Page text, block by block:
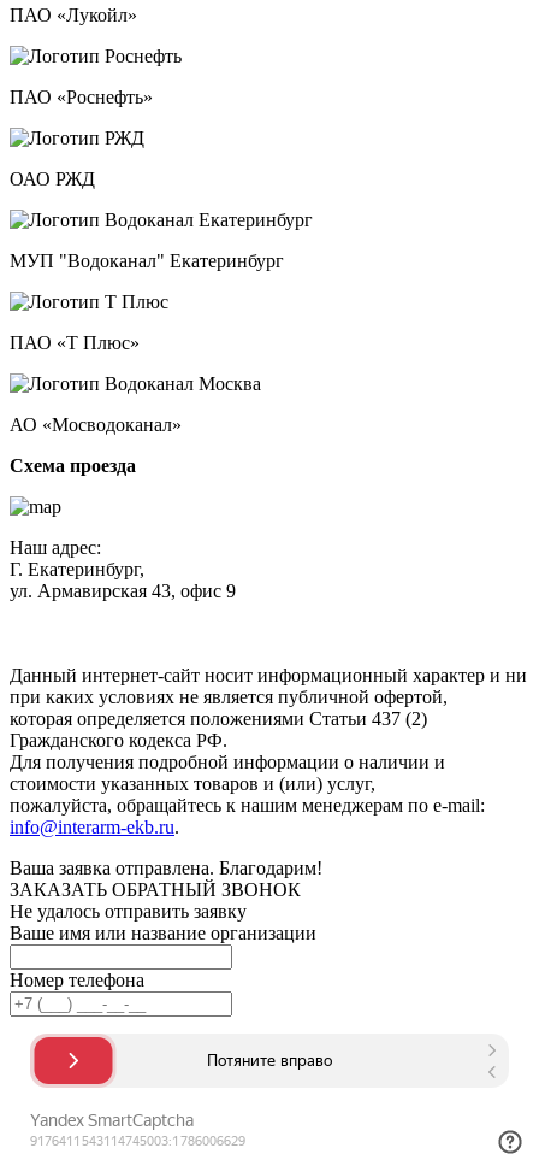
ПАО «Лукойл»
ПАО «Роснефть»
ОАО РЖД
МУП "Водоканал" Екатеринбург
ПАО «Т Плюс»
АО «Мосводоканал»
Схема проезда
Наш адрес:
Г. Екатеринбург,
ул. Армавирская 43, офис 9
Данный интернет-сайт носит информационный характер и ни
при каких условиях не является публичной офертой,
которая определяется положениями Статьи 437 (2)
Гражданского кодекса РФ.
Для получения подробной информации о наличии и
стоимости указанных товаров и (или) услуг,
пожалуйста, обращайтесь к нашим менеджерам по e-mail:
info@interarm-ekb.ru.
Ваша заявка отправлена. Благодарим!
ЗАКАЗАТЬ ОБРАТНЫЙ ЗВОНОК
Не удалось отправить заявку
Ваше имя или название организации
Номер телефона